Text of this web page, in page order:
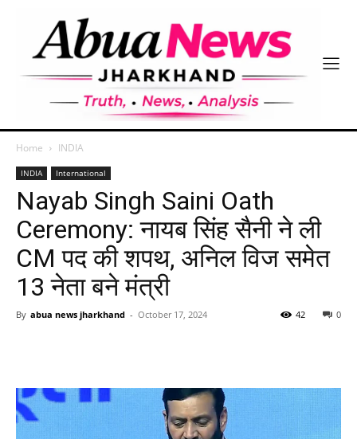
Home INDIA
INDIA International
Nayab Singh Saini Oath
Ceremony: नायब सिंह सैनी ने ली
CM पद की शपथ, अनिल विज समेत
13 नेता बने मंत्री
By abua news jharkhand - October 17, 2024 0
42